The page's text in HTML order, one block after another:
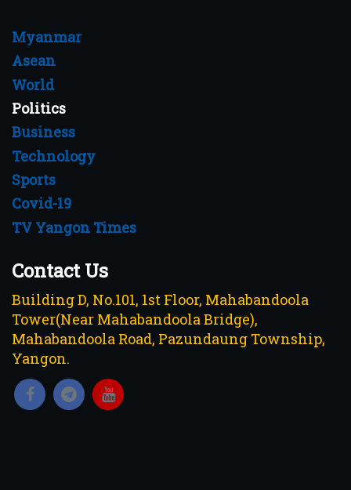
Myanmar
Asean
World
Politics
Business
Technology
Sports
Covid-19
TV Yangon Times
Contact Us
Building D, No.101, 1st Floor, Mahabandoola
Tower(Near Mahabandoola Bridge),
Mahabandoola Road, Pazundaung Township,
Yangon.